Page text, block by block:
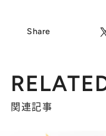
Share
関連記事